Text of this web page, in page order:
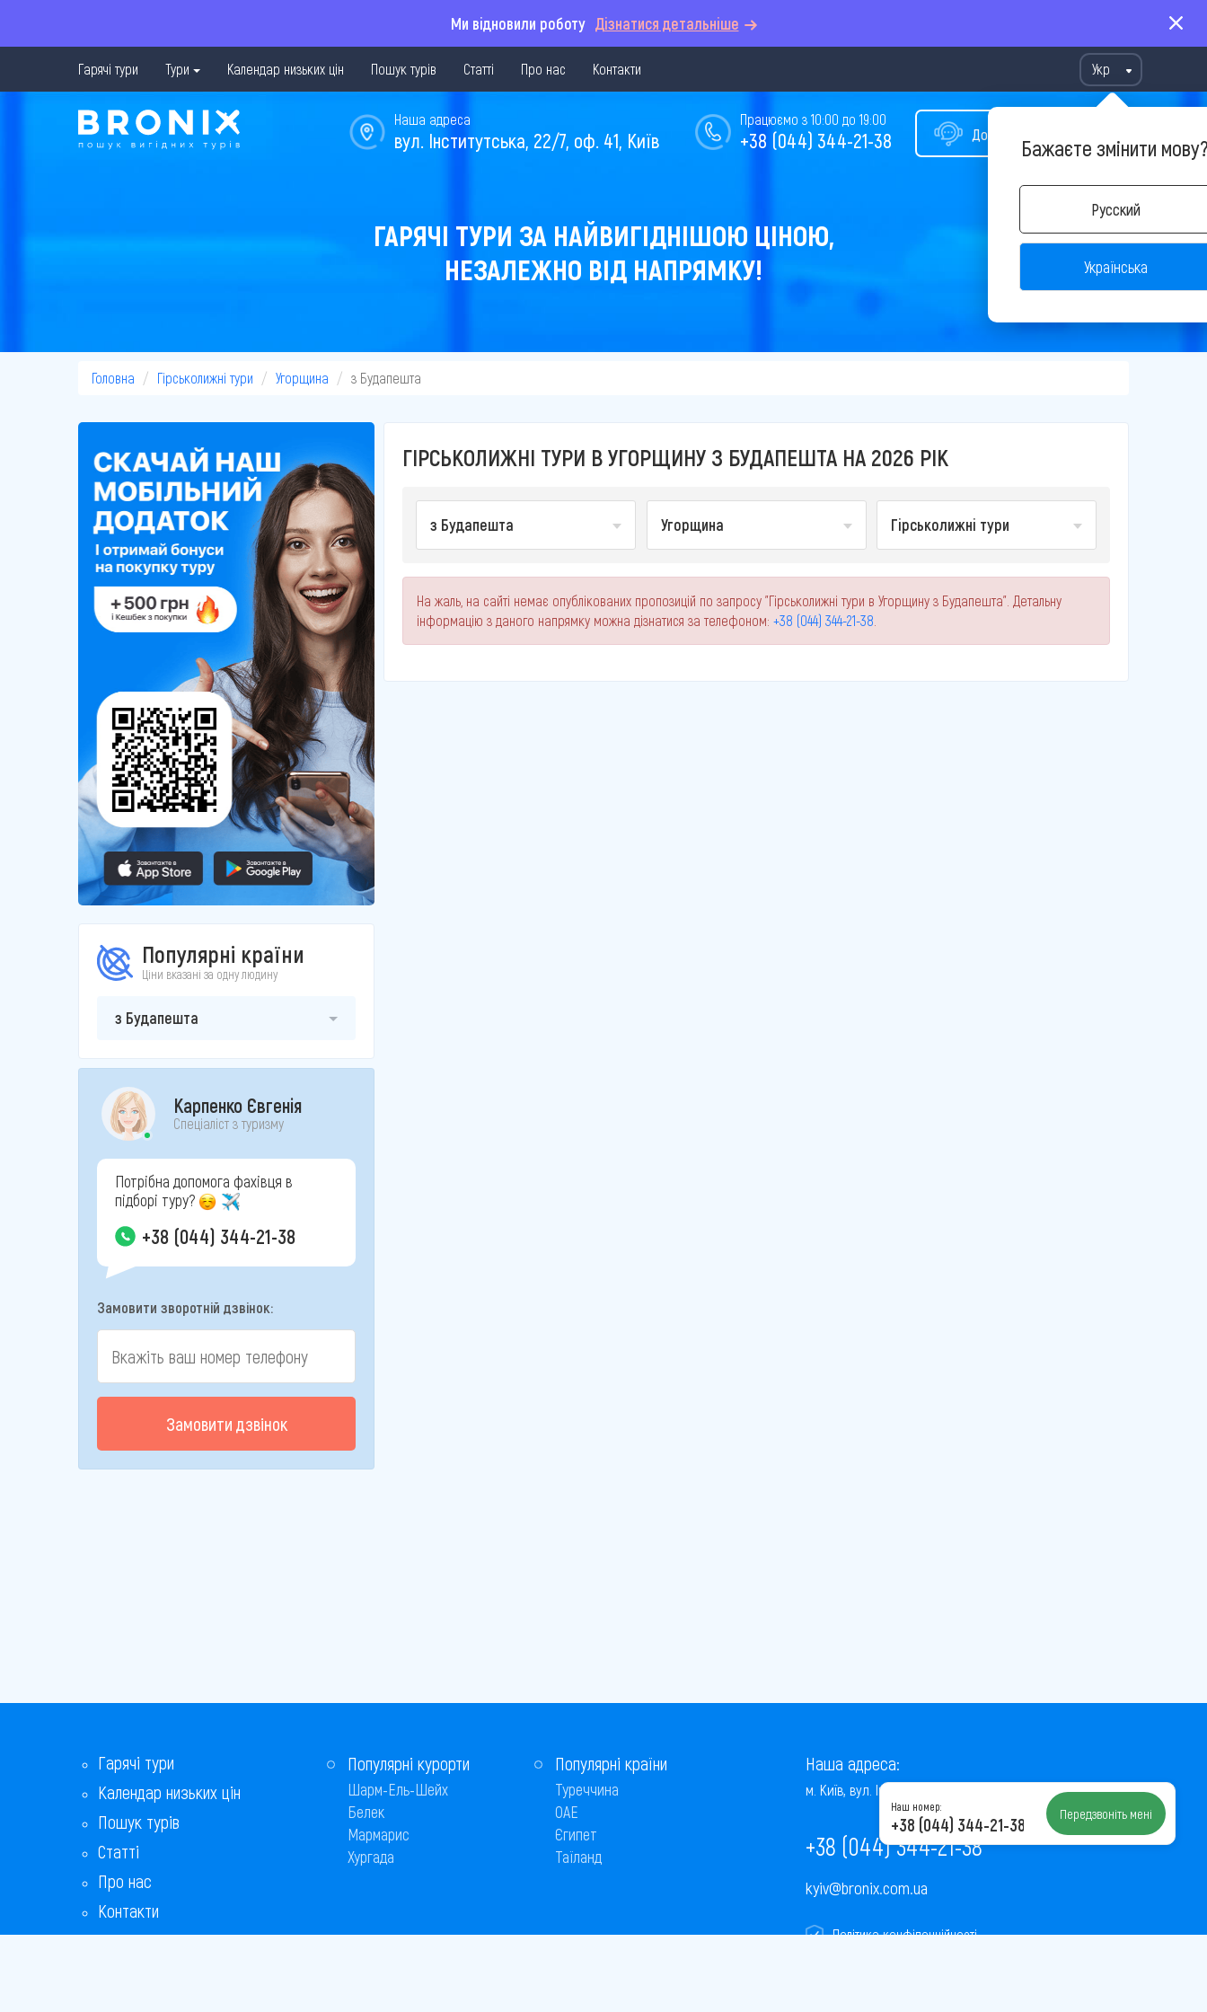
Ми відновили роботу Дізнатися детальніше
Гарячі тури Тури Календар низьких цін Пошук турів Статті Про нас Контакти Укр
Бажаєте змінити
Русский
Українська
Допомога у виборі туру
Працюємо з 10:00 до 19:00
+38 (044) 344-21-38
Наша адреса
вул. Інститутська, 22/7, оф. 41, Київ
ГАРЯЧІ ТУРИ ЗА НАЙВИГІДНІШОЮ ЦІНОЮ,
НЕЗАЛЕЖНО ВІД НАПРЯМКУ!
Головна Гірськолижні тури Угорщина з Будапешта
Популярні країни
Ціни вказані за одну людину
з Будапешта
Карпенко Євгенія
Спеціаліст з туризму
Потрібна допомога фахівця в
підборі туру?
+38 (044) 344-21-38
Замовити зворотній дзвінок:
Замовити дзвінок
ГІРСЬКОЛИЖНІ ТУРИ В УГОРЩИНУ З БУДАПЕШТА НА 2026 РІК
з Будапешта Угорщина Гірськолижні тури
На жаль, на сайті немає опублікованих пропозицій по запросу "Гірськолижні тури в Угорщину з Будапешта". Детальну
інформацію з даного напрямку можна дізнатися за телефоном: +38 (044) 344-21-38
Гарячі тури
Календар низьких цін
Пошук турів
Статті
Про нас
Контакти
Бонусна програма
Популярні курорти
Шарм-Ель-Шейх
Белек
Мармарис
Хургада
Популярні країни
Туреччина
ОАЕ
Єгипет
Таїланд
Наша адреса:
м. Київ, вул. Інститутська, 22/7, оф. 41
+38 (044) 344-21-38
kyiv@bronix.com.ua
Політика конфіденційності
Наш номер:
+38 (044) 344-21-38 Передзвоніть мені